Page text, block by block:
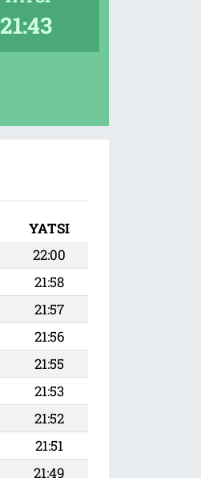
21:43
YATSI
22:00
21:58
21:57
21:56
21:55
21:53
21:52
21:51
21:49